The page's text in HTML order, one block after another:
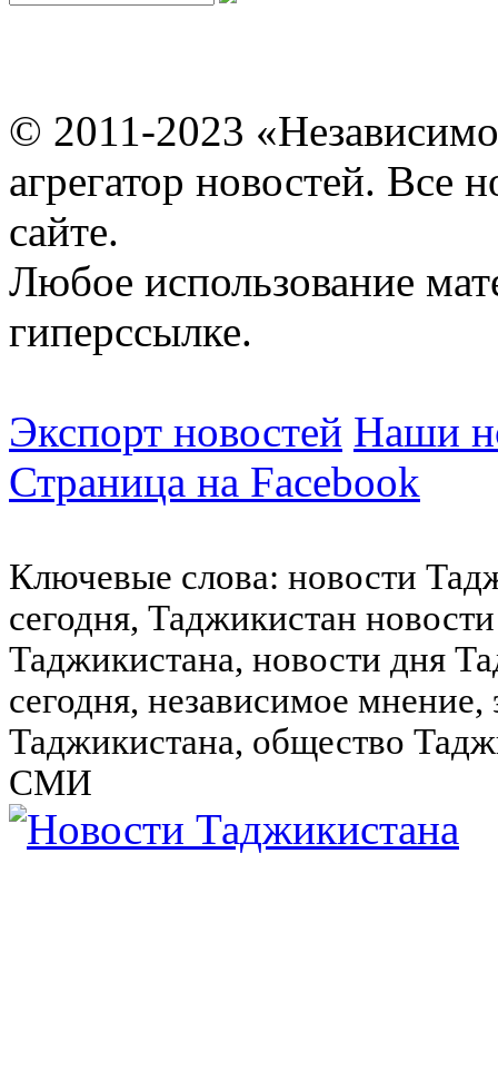
© 2011-2023
агрегатор новостей. Все
сайте.
Любое использование
гиперссылке.
Экспорт новостей Наши
Страница на Facebook
Ключевые слова: новости
сегодня, Таджикистан
Таджикистана, новости дня
сегодня, независимое
Таджикистана, общество
СМИ